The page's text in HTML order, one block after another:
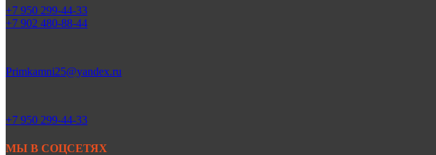
+7 950 299-44-33
+7 902 480-88-44
Primkamni25@yandex.ru
+7 950 299-44-33
МЫ В СОЦСЕТЯХ